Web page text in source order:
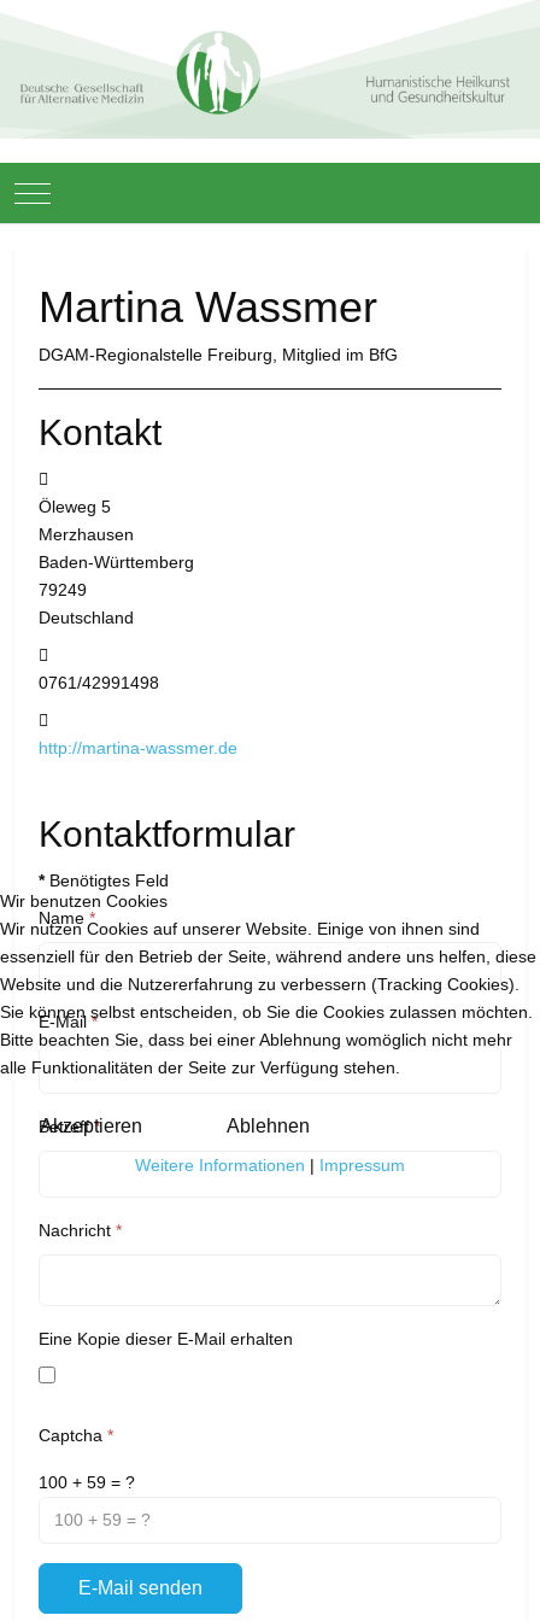
Mobile Menu Toggle
Martina Wassmer
DGAM-Regionalstelle Freiburg, Mitglied im BfG
Kontakt
Öleweg 5
Merzhausen
Baden-Württemberg
79249
Deutschland
0761/42991498
http://martina-wassmer.de
Kontaktformular
*Benötigtes Feld
Name *
E-Mail*
Betreff*
Nachricht *
Eine Kopie dieser E-Mail erhalten
Captcha *
100 + 59 = ?
E-Mail senden
Wir benutzen Cookies
Wir nutzen Cookies auf unserer Website. Einige von ihnen sind
essenziell für den Betrieb der Seite, während andere uns helfen, diese
Website und die Nutzererfahrung zu verbessern (Tracking Cookies).
Sie können selbst entscheiden, ob Sie die Cookies zulassen möchten.
Bitte beachten Sie, dass bei einer Ablehnung womöglich nicht mehr
alle Funktionalitäten der Seite zur Verfügung stehen.
Akzeptieren Ablehnen
Weitere Informationen | Impressum